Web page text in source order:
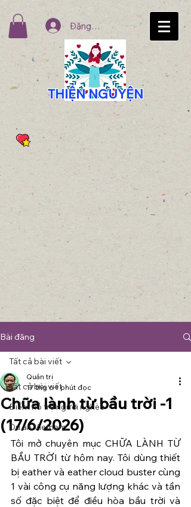
THIỆN NGUYỆN
Đăng nhập
Bài đăng
Tất cả bài viết
Điểm hỗ trợ người nghèo
Du an Vietnam
Tất cả bài viết
Chữa lành từ bầu trời -1
(17/6/2026)
Quản trị
17 thg 61 phút đọc
Tôi mở chuyên mục CHỮA LÀNH TỪ
BẦU TRỜI từ hôm nay. Tôi dùng thiết
bị eather và eather cloud buster cùng
1 vài công cụ năng lượng khác và tần
số đặc biệt để điều hòa bầu trời và